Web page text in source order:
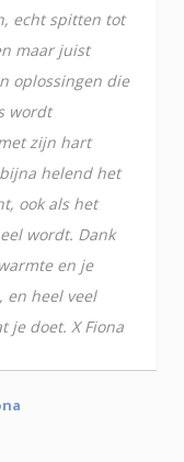
echt spitten tot
maar juist
oplossingen die
wordt
zijn hart
helend het
ook als het
wordt. Dank
en je
en heel veel
je doet. X Fiona